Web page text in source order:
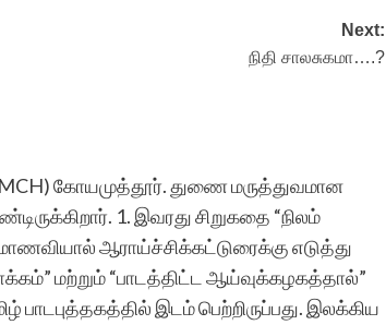
Next:
நிதி சாலசுகமா….?
கோயமுத்தூர். துணை மருத்துவமான
1. இவரது சிறுகதை “நிலம்
ஆராய்ச்சிக்கட்டுரைக்கு எடுத்து
மற்றும் “பாடத்திட்ட ஆய்வுக்கழகத்தால்”
பாடபுத்தகத்தில் இடம் பெற்றிருப்பது. இலக்கிய